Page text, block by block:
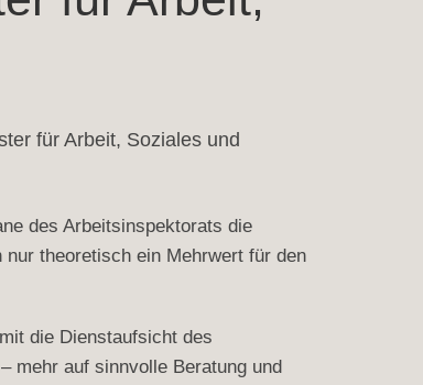
für Arbeit, Soziales und
des Arbeitsinspektorats die
theoretisch ein Mehrwert für den
die Dienstaufsicht des
mehr auf sinnvolle Beratung und